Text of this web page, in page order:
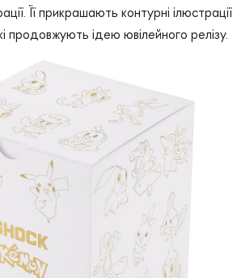
Її прикрашають контурні ілюстрації
продовжують ідею ювілейного релізу.